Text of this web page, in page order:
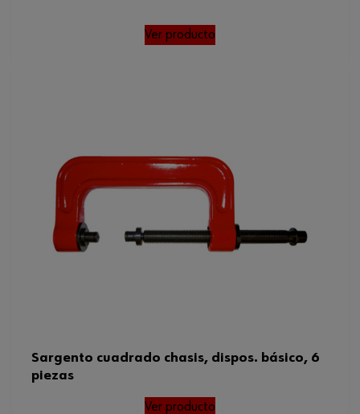
Ver producto
Sargento cuadrado chasis, dispos. básico, 6
piezas
Ver producto